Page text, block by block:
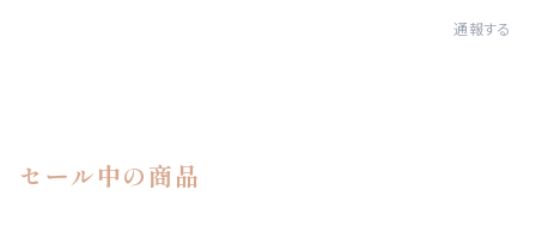
通報する
セール中の商品